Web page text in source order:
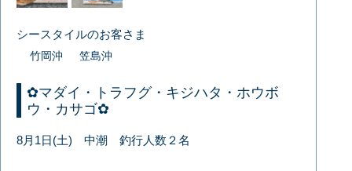
シースタイルのお客さま
竹岡沖 笠島沖
✿マダイ・トラフグ・キジハタ・ホウボ
ウ・カサゴ✿
8月1日(土) 中潮 釣行人数２名